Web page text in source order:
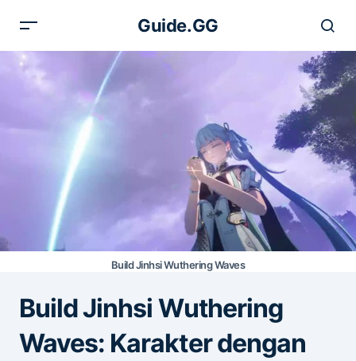
Guide.GG
Build Jinhsi Wuthering Waves
Build Jinhsi Wuthering
Waves: Karakter dengan